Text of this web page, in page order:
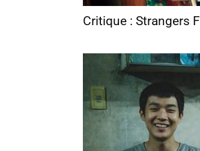
Critique : Strangers